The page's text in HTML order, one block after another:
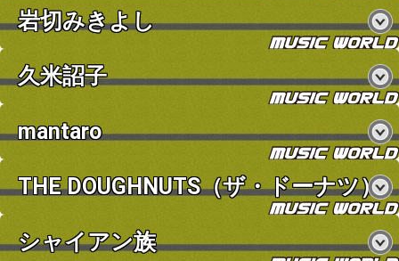
岩切みきよし
久米詔子
mantaro
THE DOUGHNUTS（ザ・ドーナツ）
シャイアン族
お買い物を続ける